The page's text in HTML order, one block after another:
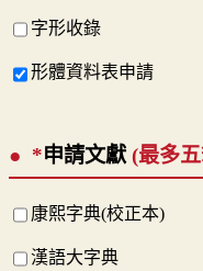
字形收錄
形體資料表申請
*申請文獻 (最多
康熙字典(校正本)
漢語大字典